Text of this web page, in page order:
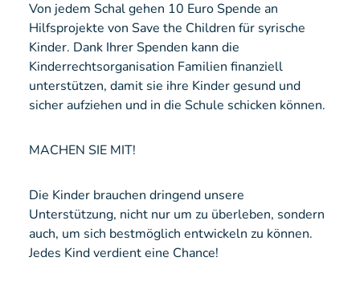
Von jedem Schal gehen 10 Euro Spende an
Hilfsprojekte von Save the Children für syrische
Kinder. Dank Ihrer Spenden kann die
Kinderrechtsorganisation Familien finanziell
unterstützen, damit sie ihre Kinder gesund und
sicher aufziehen und in die Schule schicken können.
MACHEN SIE MIT!
Die Kinder brauchen dringend unsere
Unterstützung, nicht nur um zu überleben, sondern
auch, um sich bestmöglich entwickeln zu können.
Jedes Kind verdient eine Chance!